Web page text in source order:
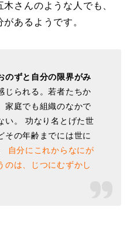
さんのような人でも、
あるようです。
のずと自分の限界がみ
じられる。若者たちか
家庭でも組織のなかで
い。 功なり名とげた世
その年齢までには世に
自分にこれからなにが
のは、じつにむずかし